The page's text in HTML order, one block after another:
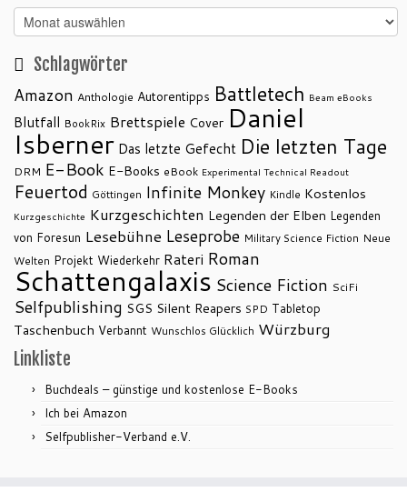
Archiv
Schlagwörter
Amazon Anthologie Autorentipps Battletech Beam eBooks
Blutfall BookRix Brettspiele Cover Daniel
Isberner Das letzte Gefecht Die letzten Tage
DRM E-Book E-Books eBook Experimental Technical Readout
Feuertod Göttingen Infinite Monkey Kindle Kostenlos
Kurzgeschichte Kurzgeschichten Legenden der Elben Legenden
von Foresun Lesebühne Leseprobe Military Science Fiction Neue
Welten Projekt Wiederkehr Rateri Roman
Schattengalaxis Science Fiction SciFi
Selfpublishing SGS Silent Reapers SPD Tabletop
Taschenbuch Verbannt Wunschlos Glücklich Würzburg
Linkliste
Buchdeals – günstige und kostenlose E-Books
Ich bei Amazon
Selfpublisher-Verband e.V.